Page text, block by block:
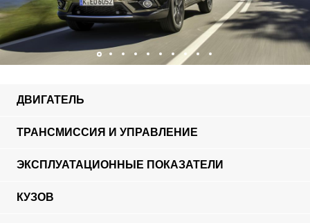
ДВИГАТЕЛЬ
ТРАНСМИССИЯ И УПРАВЛЕНИЕ
ЭКСПЛУАТАЦИОННЫЕ ПОКАЗАТЕЛИ
КУЗОВ